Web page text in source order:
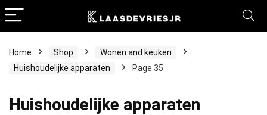
Home Shop
Wonen and keuken
Huishoudelijke apparaten
Page 35
Huishoudelijke apparaten